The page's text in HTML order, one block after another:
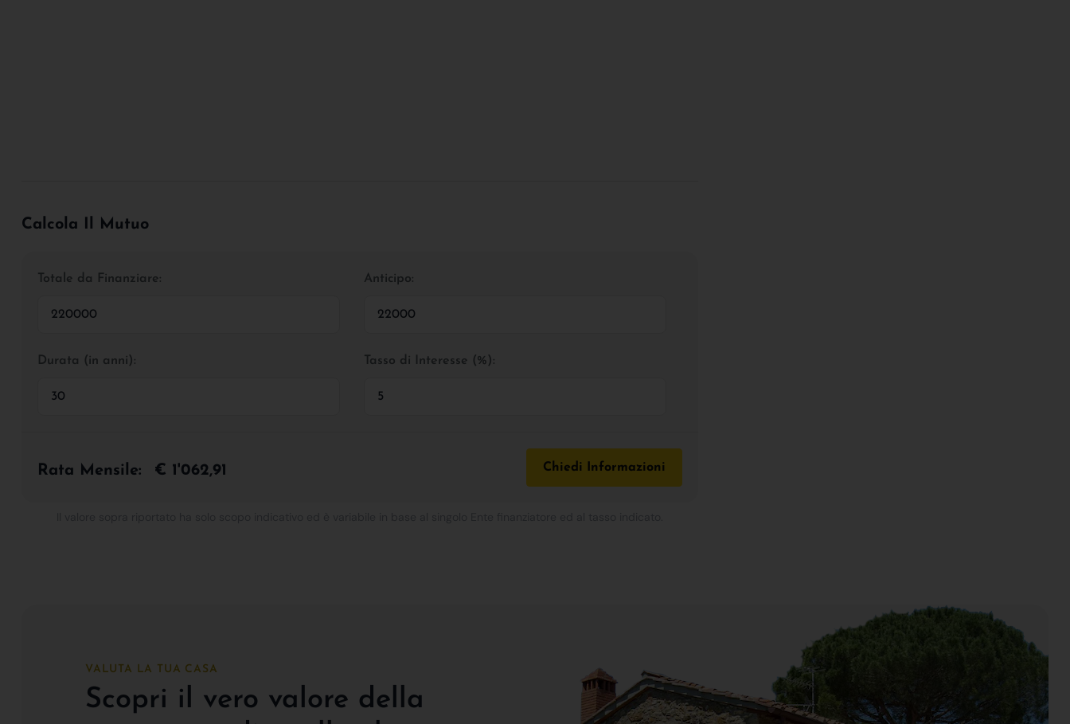
Calcola Il Mutuo
Totale da Finanziare: Anticipo:
Durata (in anni): Tasso di Interesse (%):
Rata Mensile: € 1'062,91 Chiedi Informazioni
VALUTA LA TUA CASA
Scopri il vero valore della